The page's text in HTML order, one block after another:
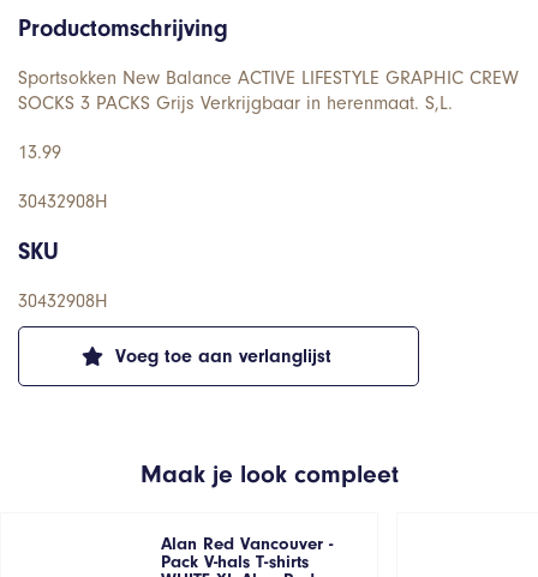
Voeg toe aan verlanglijst
Productomschrijving
Sportsokken New Balance ACTIVE LIFESTYLE GRAPHIC CREW
SOCKS 3 PACKS Grijs Verkrijgbaar in herenmaat. S,L.
13.99
30432908H
SKU
30432908H
Maak je look compleet
Alan Red Vancouver -
Pack V-hals T-shirts